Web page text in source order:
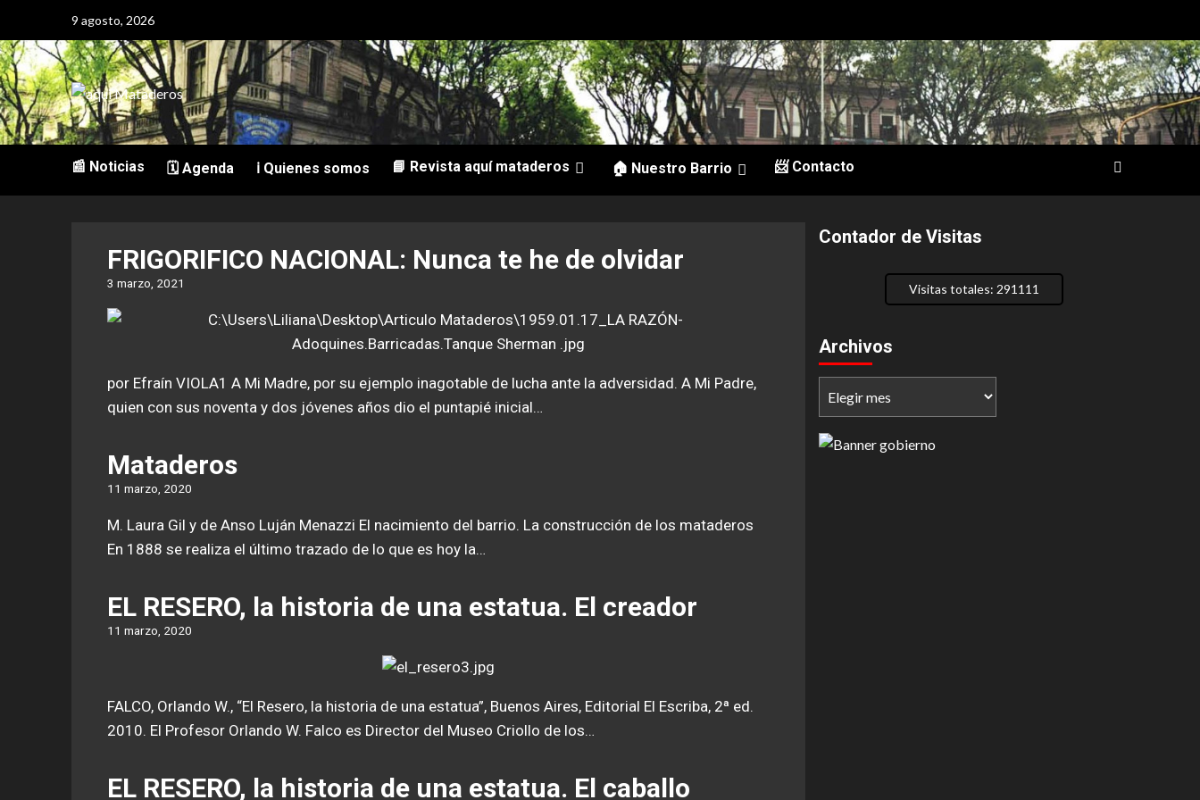
9 agosto, 2026
📰 Noticias 🗓️ Agenda ℹ️ Quienes somos 📘 Revista aquí mataderos 🏠 Nuestro Barrio 📨 Contacto
FRIGORIFICO NACIONAL: Nunca te he de olvidar
3 marzo, 2021
por Efraín VIOLA1 A Mi Madre, por su ejemplo inagotable de lucha ante la adversidad. A Mi Padre,
quien con sus noventa y dos jóvenes años dio el puntapié inicial…
Mataderos
11 marzo, 2020
M. Laura Gil y de Anso Luján Menazzi El nacimiento del barrio. La construcción de los mataderos
En 1888 se realiza el último trazado de lo que es hoy la…
EL RESERO, la historia de una estatua. El creador
11 marzo, 2020
FALCO, Orlando W., “El Resero, la historia de una estatua”, Buenos Aires, Editorial El Escriba, 2ª ed.
2010. El Profesor Orlando W. Falco es Director del Museo Criollo de los…
EL RESERO, la historia de una estatua. El caballo
Contador de Visitas
Visitas totales: 291111
Archivos